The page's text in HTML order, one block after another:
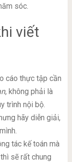
sóc.
viết
cáo thực tập cần
, không phải là
trình nội bộ.
hãy diễn giải,
tác kế toán mà
sẽ rất chung